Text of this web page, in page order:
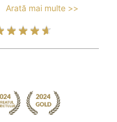
Arată mai multe >>